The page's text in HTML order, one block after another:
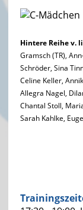
Hintere Reihe v.
Gramsch (TR),
Schröder, Sina
Celine Keller,
Allegra Nagel,
Chantal Stoll,
Sarah Kahlke,